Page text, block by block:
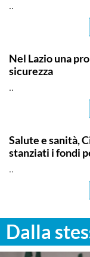
..
Nel Lazio una
sicurezza
..
Salute e sanità,
stanziati i fondi
..
Dalla